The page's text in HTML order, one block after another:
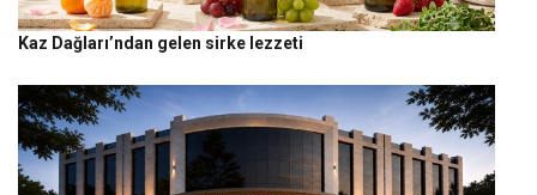
Kaz Dağları’ndan gelen sirke lezzeti